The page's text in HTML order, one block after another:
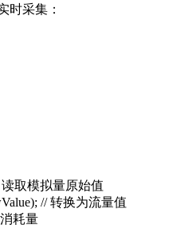
时采集：
读取模拟量原始值
// 转换为流量值
耗量